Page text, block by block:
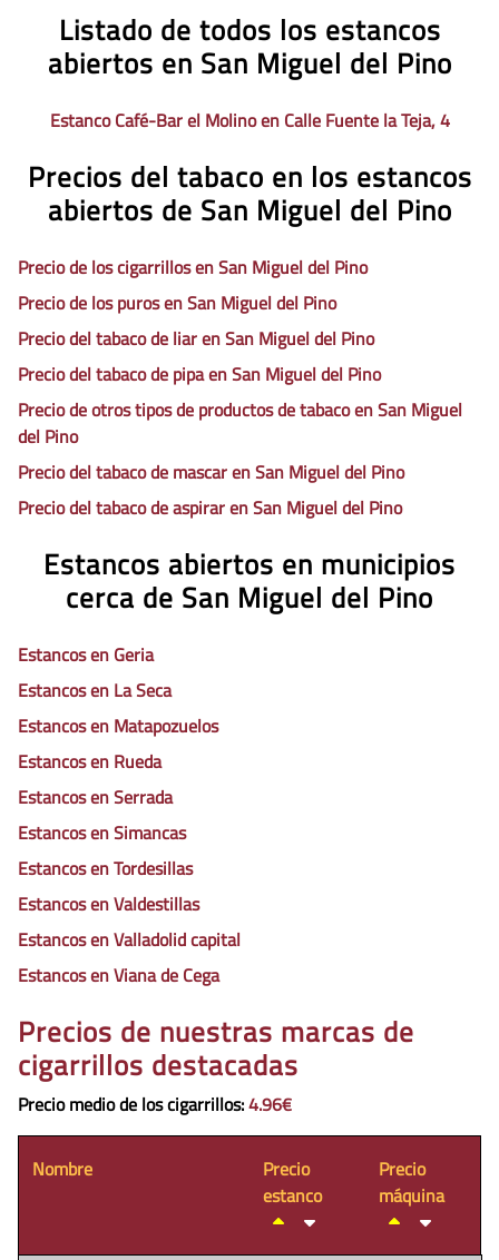
Listado de todos los estancos
abiertos en San Miguel del Pino
Estanco Café-Bar el Molino en Calle Fuente la Teja, 4
Precios del tabaco en los estancos
abiertos de San Miguel del Pino
Precio de los cigarrillos en San Miguel del Pino
Precio de los puros en San Miguel del Pino
Precio del tabaco de liar en San Miguel del Pino
Precio del tabaco de pipa en San Miguel del Pino
Precio de otros tipos de productos de tabaco en San Miguel
del Pino
Precio del tabaco de mascar en San Miguel del Pino
Precio del tabaco de aspirar en San Miguel del Pino
Estancos abiertos en municipios
cerca de San Miguel del Pino
Estancos en Geria
Estancos en La Seca
Estancos en Matapozuelos
Estancos en Rueda
Estancos en Serrada
Estancos en Simancas
Estancos en Tordesillas
Estancos en Valdestillas
Estancos en Valladolid capital
Estancos en Viana de Cega
Precios de nuestras marcas de
cigarrillos destacadas
Precio medio de los cigarrillos:4.96€
Nombre
Precio
estanco
Precio
máquina